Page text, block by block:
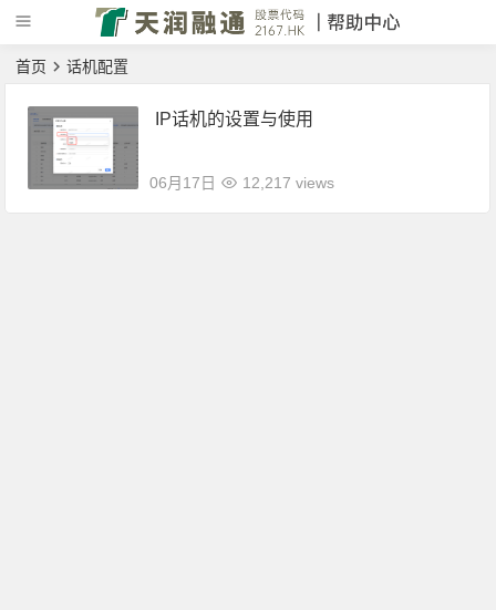
首页 话机配置
IP话机的设置与使用
06月17日 12,217 views